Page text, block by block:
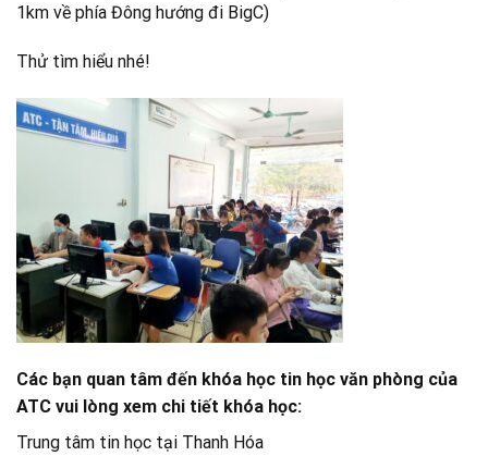
1km về phía Đông hướng đi BigC)
Thử tìm hiểu nhé!
Các bạn quan tâm đến khóa học tin học văn phòng của
ATC vui lòng xem chi tiết khóa học:
Trung tâm tin học tại Thanh Hóa